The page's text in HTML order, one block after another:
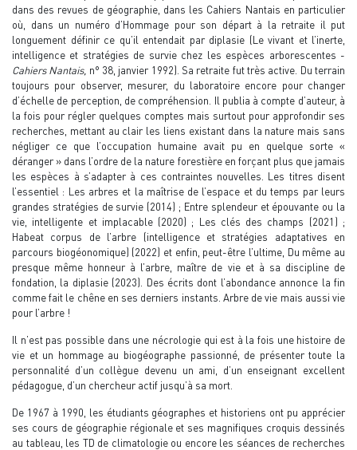
dans des revues de géographie, dans les Cahiers Nantais en particulier
où, dans un numéro d’Hommage pour son départ à la retraite il put
longuement définir ce qu’il entendait par diplasie (Le vivant et l’inerte,
intelligence et stratégies de survie chez les espèces arborescentes -
Cahiers Nantais, n° 38, janvier 1992). Sa retraite fut très active. Du terrain
toujours pour observer, mesurer, du laboratoire encore pour changer
d’échelle de perception, de compréhension. Il publia à compte d’auteur, à
la fois pour régler quelques comptes mais surtout pour approfondir ses
recherches, mettant au clair les liens existant dans la nature mais sans
négliger ce que l’occupation humaine avait pu en quelque sorte «
déranger » dans l’ordre de la nature forestière en forçant plus que jamais
les espèces à s’adapter à ces contraintes nouvelles. Les titres disent
l’essentiel : Les arbres et la maîtrise de l’espace et du temps par leurs
grandes stratégies de survie (2014) ; Entre splendeur et épouvante ou la
vie, intelligente et implacable (2020) ; Les clés des champs (2021) ;
Habeat corpus de l’arbre (intelligence et stratégies adaptatives en
parcours biogéonomique) (2022) et enfin, peut-être l’ultime, Du même au
presque même honneur à l’arbre, maître de vie et à sa discipline de
fondation, la diplasie (2023). Des écrits dont l’abondance annonce la fin
comme fait le chêne en ses derniers instants. Arbre de vie mais aussi vie
pour l’arbre !
Il n’est pas possible dans une nécrologie qui est à la fois une histoire de
vie et un hommage au biogéographe passionné, de présenter toute la
personnalité d’un collègue devenu un ami, d’un enseignant excellent
pédagogue, d’un chercheur actif jusqu’à sa mort.
De 1967 à 1990, les étudiants géographes et historiens ont pu apprécier
ses cours de géographie régionale et ses magnifiques croquis dessinés
au tableau, les TD de climatologie ou encore les séances de recherches